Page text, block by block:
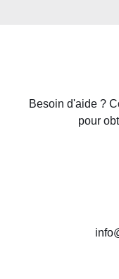
Besoin d'aide ?
pour